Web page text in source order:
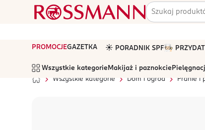
PROMOCJEGAZETKA ☀️ PORADNIK SPF🧑🏻‍🍳
Wszystkie kategorie Makijaż i paznokcie
Wszystkie kategorie
Dom i ogród Pranie i